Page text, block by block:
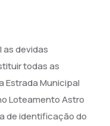
as devidas
todas as
Estrada Municipal
Loteamento Astro
de identificação do